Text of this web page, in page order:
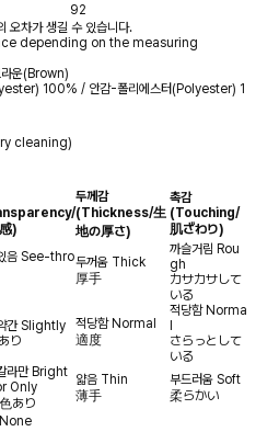
92
오차가 생길 수 있습니다.
depending on the measuring
운(Brown)
100% / 안감-폴리에스터(Polyester) 1
cleaning)
)
두께감
(Thickness/生
地の厚さ)
촉감
(Touching/
肌ざわり)
음 See-thro두꺼움 Thick
厚手
까슬거림 Rou
gh
カサカサして
いる
간Slightly
り
적당함 Normal
適度
적당함 Norma
l
さらっとして
いる
라만 Bright
Only
あり
얇음 Thin
薄手
부드러움 Soft
柔らかい
None